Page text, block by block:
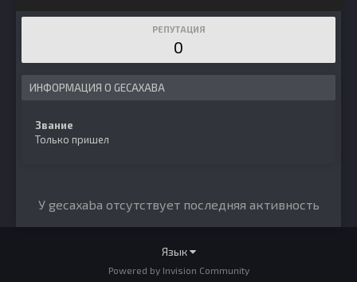
РЕПУТАЦИЯ
0
ИНФОРМАЦИЯ О GECAXABA
Звание
Только пришел
У gecaxaba отсутствует последняя активность
Язык
Powered by Invision Community